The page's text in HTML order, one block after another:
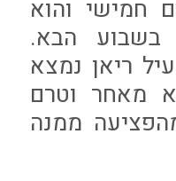
חמישי והוא
בשבוע הבא.
ריאן נמצא
מאחר וטרם
ממנה